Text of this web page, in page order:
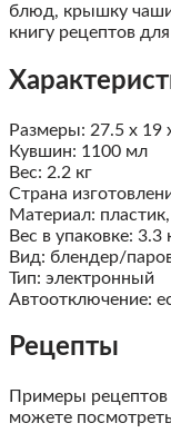
блюд, крышку
книгу рецептов
Размеры: 27.5 x 19
Кувшин: 1100 мл
Вес: 2.2 кг
Страна
Материал:
Вес в упаковке: 3.3
Вид: блендер/
Тип: электронный
Автоотключение:
Рецепты
Примеры рецептов
можете